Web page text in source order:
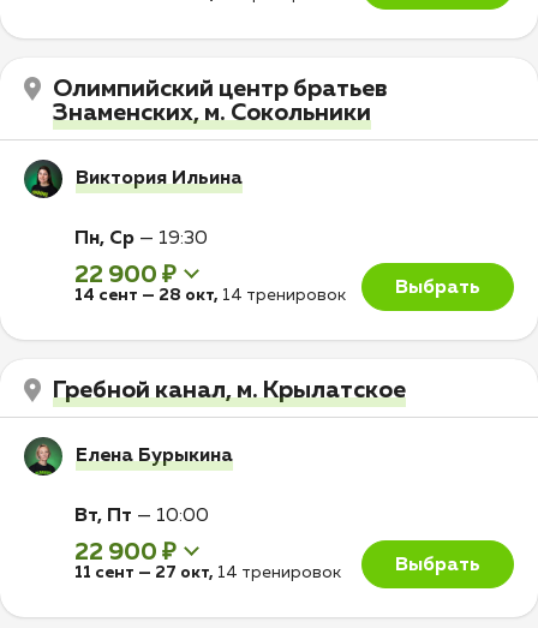
Олимпийский центр братьев
Знаменских, м. Сокольники
Виктория Ильина
Пн, Ср — 19:30
22 900 ₽
14 сент — 28 окт, 14 тренировок Выбрать
Гребной канал, м. Крылатское
Елена Бурыкина
Вт, Пт — 10:00
22 900 ₽
11 сент — 27 окт, 14 тренировок Выбрать